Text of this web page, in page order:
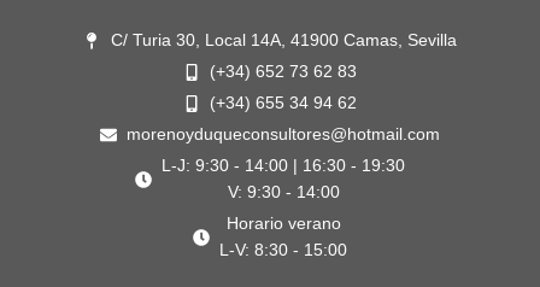
C/ Turia 30, Local 14A, 41900 Camas, Sevilla
(+34) 652 73 62 83
(+34) 655 34 94 62
morenoyduqueconsultores@hotmail.com
L-J: 9:30 - 14:00 | 16:30 - 19:30
V: 9:30 - 14:00
Horario verano
L-V: 8:30 - 15:00